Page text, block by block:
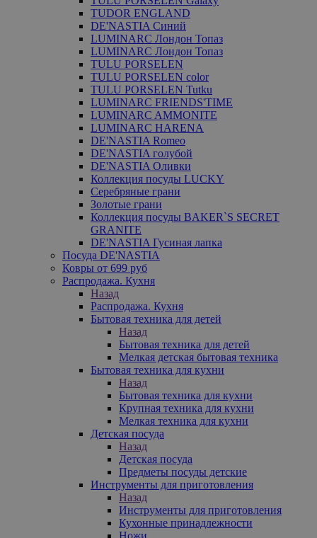
TUDOR ENGLAND
DE'NASTIA Синий
LUMINARC Лондон Топаз
LUMINARC Лондон Топаз
TULU PORSELEN
TULU PORSELEN color
TULU PORSELEN Tutku
LUMINARC FRIENDS'TIME
LUMINARC AMMONITE
LUMINARC HARENA
DE'NASTIA Romeo
DE'NASTIA голубой
DE'NASTIA Оливки
Коллекция посуды LUCKY
Серебряные грани
Золотые грани
Коллекция посуды BAKER`S SECRET
GRANITE
DE'NASTIA Гусиная лапка
Посуда DE'NASTIA
Ковры от 699 руб
Распродажа. Кухня
Назад
Распродажа. Кухня
Бытовая техника для детей
Назад
Бытовая техника для детей
Мелкая детская бытовая техника
Бытовая техника для кухни
Назад
Бытовая техника для кухни
Крупная техника для кухни
Мелкая техника для кухни
Детская посуда
Назад
Детская посуда
Предметы посуды детские
Инструменты для приготовления
Назад
Инструменты для приготовления
Кухонные принадлежности
Ножи